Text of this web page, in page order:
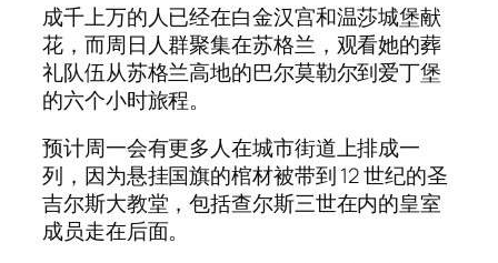
成千上万的人已经在白金汉宫和温莎城堡献
花，而周日人群聚集在苏格兰，观看她的葬
礼队伍从苏格兰高地的巴尔莫勒尔到爱丁堡
的六个小时旅程。
预计周一会有更多人在城市街道上排成一
列，因为悬挂国旗的棺材被带到 12 世纪的圣
吉尔斯大教堂，包括查尔斯三世在内的皇室
成员走在后面。